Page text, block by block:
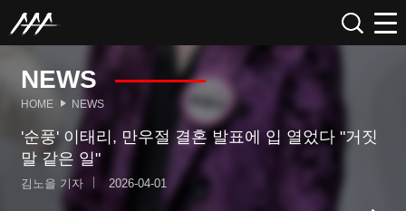
NEWS
HOME NEWS
'순풍' 이태리, 만우절 결혼 발표에 입 열었다 "거짓
말 같은 일"
김노을 기자 2026-04-01